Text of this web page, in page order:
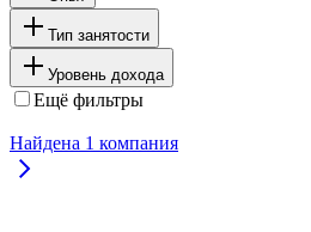
Тип занятости
Уровень дохода
Ещё фильтры
Найдена 1 компания